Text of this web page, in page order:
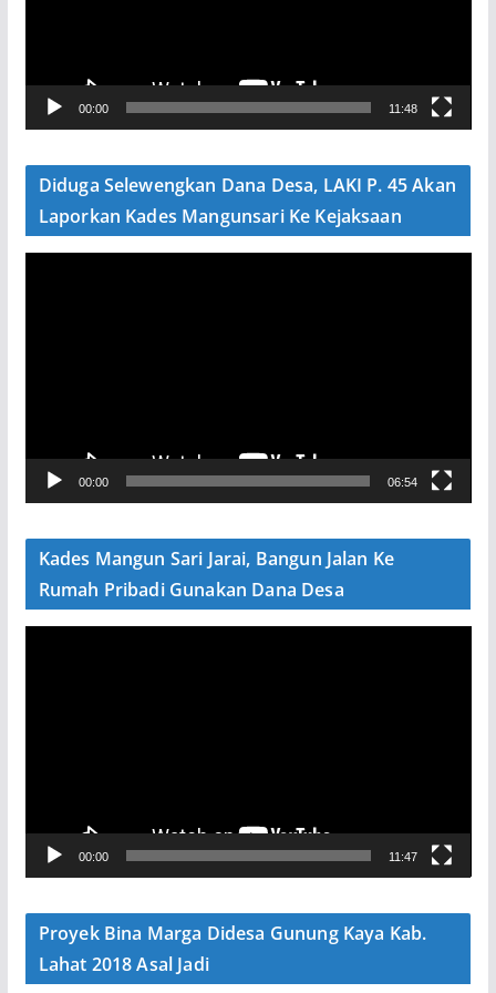
V
e
00:00 11:48
Diduga Selewengkan Dana Desa, LAKI P. 45 Akan
Laporkan Kades Mangunsari Ke Kejaksaan
V
e
00:00 06:54
Kades Mangun Sari Jarai, Bangun Jalan Ke
Rumah Pribadi Gunakan Dana Desa
V
e
00:00 11:47
Proyek Bina Marga Didesa Gunung Kaya Kab.
Lahat 2018 Asal Jadi